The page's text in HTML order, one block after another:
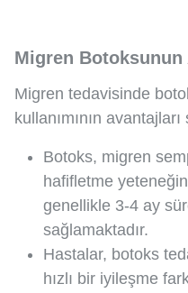
Migren Botoksunun
Migren tedavisinde
kullanımının avantajları
Botoks, migren
hafifletme
genellikle 3-4 ay
sağlamaktadır.
Hastalar, botoks
hızlı bir iyileşme